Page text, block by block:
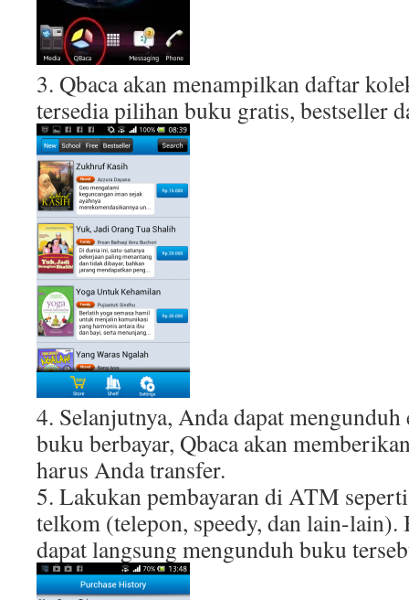
3. Qbaca akan menampilkan daftar
tersedia pilihan buku gratis, bestseller
4. Selanjutnya, Anda dapat
buku berbayar, Qbaca akan
harus Anda transfer.
5. Lakukan pembayaran di ATM
telkom (telepon, speedy, dan lain-
dapat langsung mengunduh buku